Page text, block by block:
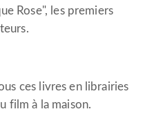
Rose", les premiers
ces livres en librairies
film à la maison.